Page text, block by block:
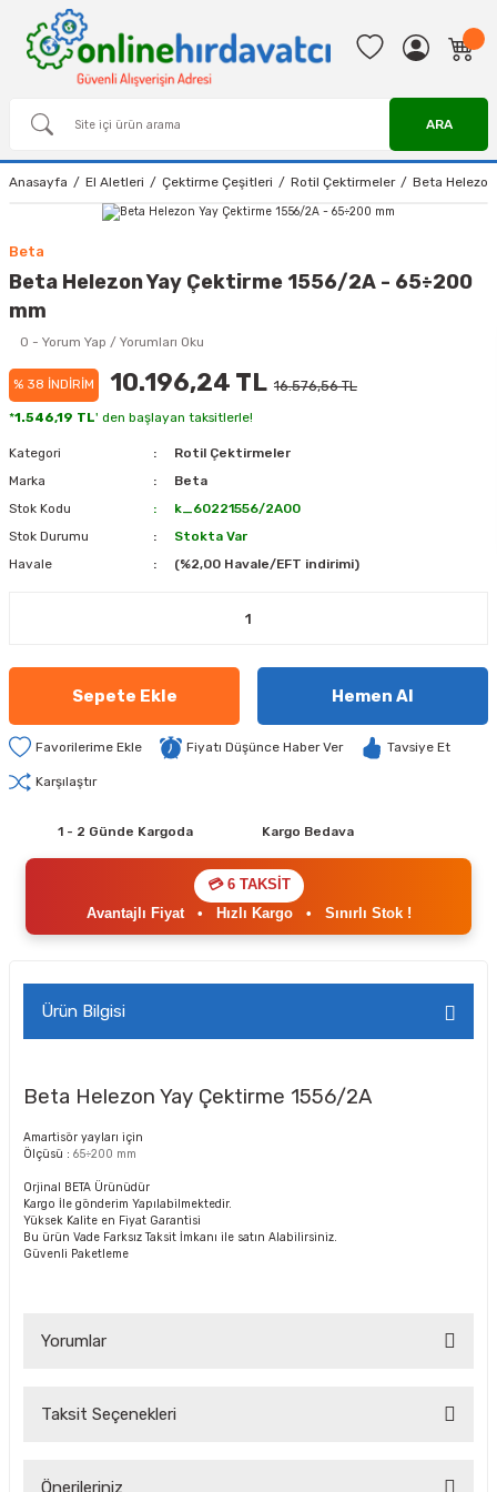
ARA
Anasayfa El Aletleri Çektirme Çeşitleri Rotil Çektirmeler Beta
Beta
Beta Helezon Yay Çektirme 1556/2A - 65÷200
mm
0 - Yorum Yap / Yorumları Oku
% 38 İNDİRİM 10.196,24 TL 16.576,56 TL
*1.546,19 TL' den başlayan taksitlerle!
Kategori
Rotil Çektirmeler
Marka
Beta
Stok Kodu
k_60221556/2A00
Stok Durumu
Stokta Var
Havale
(%2,00 Havale/EFT indirimi)
Sepete Ekle Hemen Al
Fiyatı Düşünce Haber Ver Tavsiye Et
Karşılaştır
1 - 2 Günde Kargoda Kargo Bedava
💳 6 TAKSİT
Avantajlı Fiyat• Hızlı Kargo• Sınırlı Stok !
Ürün Bilgisi
Beta Helezon Yay Çektirme 1556/2A
Amartisör yayları için
Ölçüsü : 65÷200 mm
Orjinal BETA Ürünüdür
Kargo İle gönderim Yapılabilmektedir.
Yüksek Kalite en Fiyat Garantisi
Bu ürün Vade Farksız Taksit İmkanı ile satın Alabilirsiniz.
Güvenli Paketleme
Yorumlar
Taksit Seçenekleri
Önerileriniz